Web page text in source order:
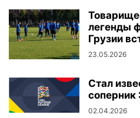
легенды
Грузии
23.05.2026
Стал
соперник
02.04.2026